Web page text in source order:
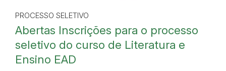
PROCESSO SELETIVO
Abertas Inscrições para o processo
seletivo do curso de Literatura e
Ensino EAD